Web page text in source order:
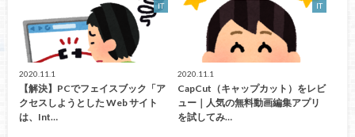
IT
2020.11.1
【解決】PCでフェイスブック「ア
クセスしようとした Web サイト
は、Int…
IT
2020.11.1
CapCut（キャップカット）をレビ
ュー｜人気の無料動画編集アプリ
を試してみ…